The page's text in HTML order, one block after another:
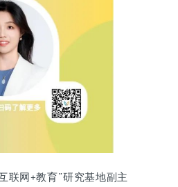
联网+教育”研究基地副主